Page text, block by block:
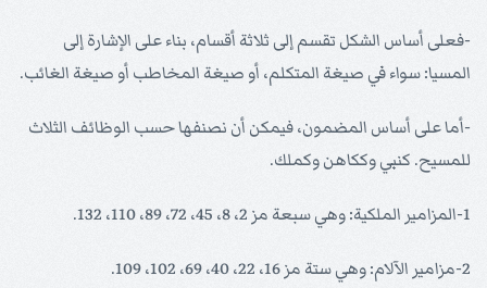
-فعلى أساس الشكل تقسم إلى ثلاثة أقسام، بناء على الإشارة إلى
المسيا: سواء في صيغة المتكلم، أو صيغة المخاطب أو صيغة الغائب.
-أما على أساس المضمون، فيمكن أن نصنفها حسب الوظائف الثلاث
للمسيح. كنبي وككاهن وكملك.
1-المزامير الملكية: وهي سبعة مز 2، 8، 45، 72، 89، 110، 132.
2-مزامير الآلام: وهي ستة مز 16، 22، 40، 69، 102، 109.